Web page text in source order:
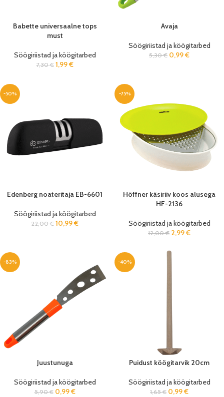
Babette universaalne tops
must
Söögiriistad ja köögitarbed
7,30€ 1,99€
Avaja
Söögiriistad ja köögitarbed
5,30€ 0,99€
-50%
Edenberg noateritaja EB-6601
Söögiriistad ja köögitarbed
22,00€ 10,99€
-75%
Höffner käsiriiv koos alusega
HF-2136
Söögiriistad ja köögitarbed
12,00€ 2,99€
-83%
Juustunuga
Söögiriistad ja köögitarbed
5,90€ 0,99€
-40%
Puidust köögitarvik 20cm
Söögiriistad ja köögitarbed
1,65€ 0,99€